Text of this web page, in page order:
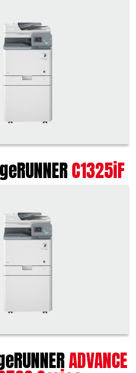
C1325iF
ADVANCE